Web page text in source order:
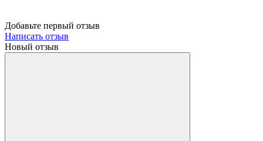
Добавьте первый отзыв
Написать отзыв
Новый отзыв